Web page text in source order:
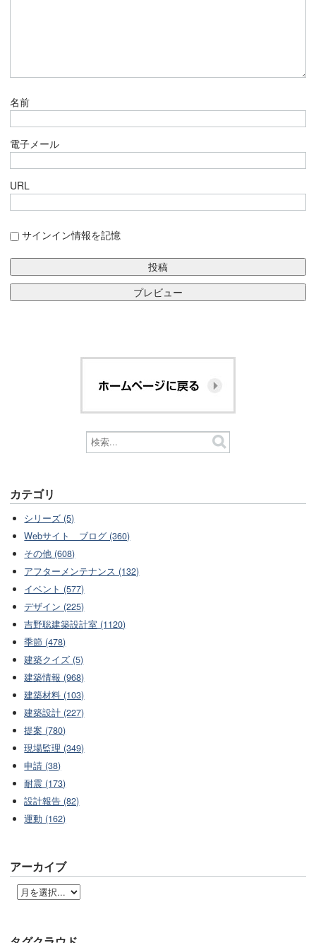
名前
電子メール
URL
サインイン情報を記憶
カテゴリ
シリーズ (5)
Webサイト ブログ (360)
その他 (608)
アフターメンテナンス (132)
イベント (577)
デザイン (225)
吉野聡建築設計室 (1120)
季節 (478)
建築クイズ (5)
建築情報 (968)
建築材料 (103)
建築設計 (227)
提案 (780)
現場監理 (349)
申請 (38)
耐震 (173)
設計報告 (82)
運動 (162)
アーカイブ